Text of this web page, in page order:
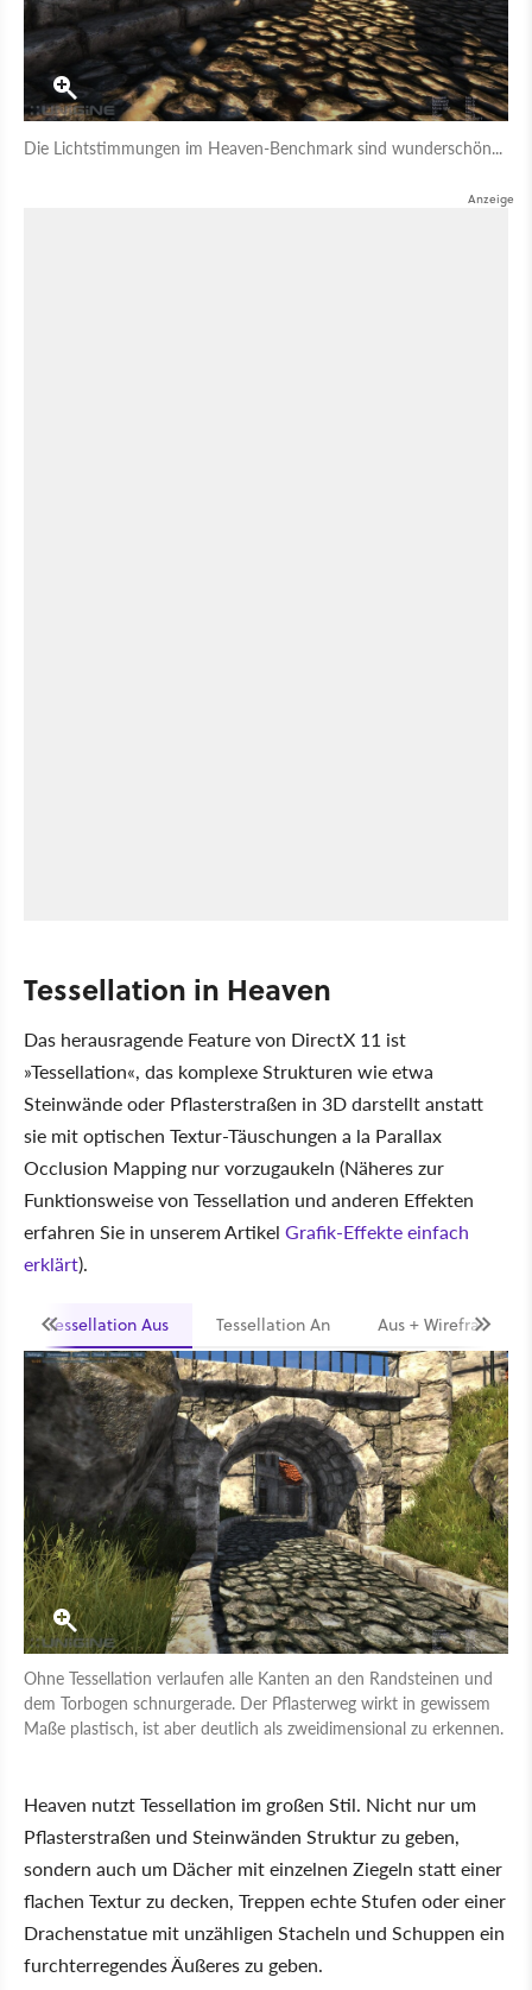
Die Lichtstimmungen im Heaven-Benchmark sind wunderschön...
Tessellation in Heaven
Das herausragende Feature von DirectX 11 ist
»Tessellation«, das komplexe Strukturen wie etwa
Steinwände oder Pflasterstraßen in 3D darstellt anstatt
sie mit optischen Textur-Täuschungen a la Parallax
Occlusion Mapping nur vorzugaukeln (Näheres zur
Funktionsweise von Tessellation und anderen Effekten
erfahren Sie in unserem Artikel Grafik-Effekte einfach
erklärt).
Tessellation Aus Tessellation An Aus + Wireframe
Ohne Tessellation verlaufen alle Kanten an den Randsteinen und
dem Torbogen schnurgerade. Der Pflasterweg wirkt in gewissem
Maße plastisch, ist aber deutlich als zweidimensional zu erkennen.
Heaven nutzt Tessellation im großen Stil. Nicht nur um
Pflasterstraßen und Steinwänden Struktur zu geben,
sondern auch um Dächer mit einzelnen Ziegeln statt einer
flachen Textur zu decken, Treppen echte Stufen oder einer
Drachenstatue mit unzähligen Stacheln und Schuppen ein
furchterregendes Äußeres zu geben.